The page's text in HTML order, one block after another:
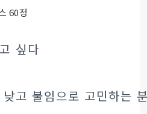
싶다
고 불임으로 고민하는